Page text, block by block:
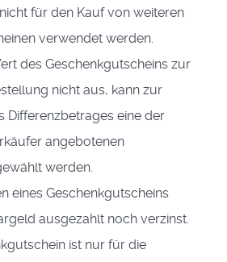
für den Kauf von weiteren
verwendet werden.
des Geschenkgutscheins zur
nicht aus, kann zur
Differenzbetrages eine der
angebotenen
werden.
eines Geschenkgutscheins
ausgezahlt noch verzinst.
ist nur für die